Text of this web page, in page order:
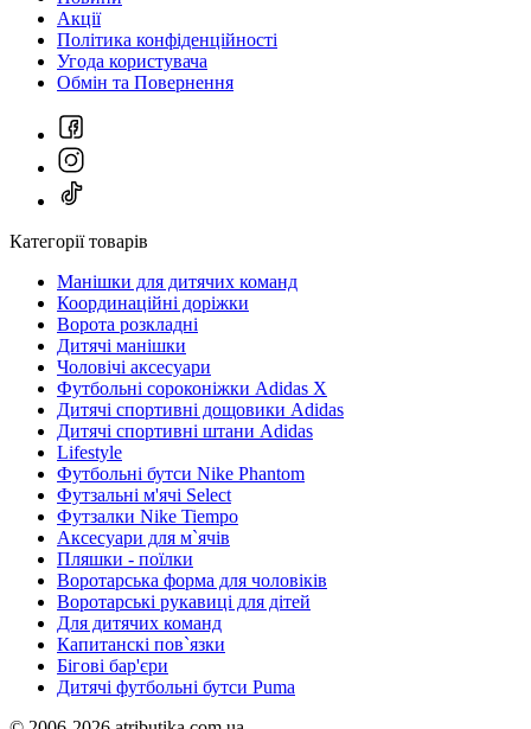
Акції
Політика конфіденційності
Угода користувача
Обмін та Повернення
Категорії товарів
Манішки для дитячих команд
Координаційні доріжки
Ворота розкладні
Дитячі манішки
Чоловічі аксесуари
Футбольні сороконіжки Adidas X
Дитячі спортивні дощовики Adidas
Дитячі спортивні штани Adidas
Lifestyle
Футбольні бутси Nike Phantom
Футзальні м'ячі Select
Футзалки Nike Tiempo
Аксесуари для м`ячів
Пляшки - поїлки
Воротарська форма для чоловіків
Воротарські рукавиці для дітей
Для дитячих команд
Капитанскі пов`язки
Бігові бар'єри
Дитячі футбольні бутси Puma